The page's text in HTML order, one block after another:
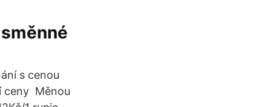
s cenou
ceny Měnou